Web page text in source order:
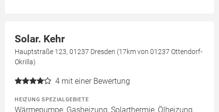
Solar. Kehr
Hauptstraße 123, 01237 Dresden (17km von 01237 Ottendorf-
Okrilla)
4 mit einer Bewertung
HEIZUNG SPEZIALGEBIETE
Wärmepumpe, Gasheizung, Solarthermie, Ölheizung,